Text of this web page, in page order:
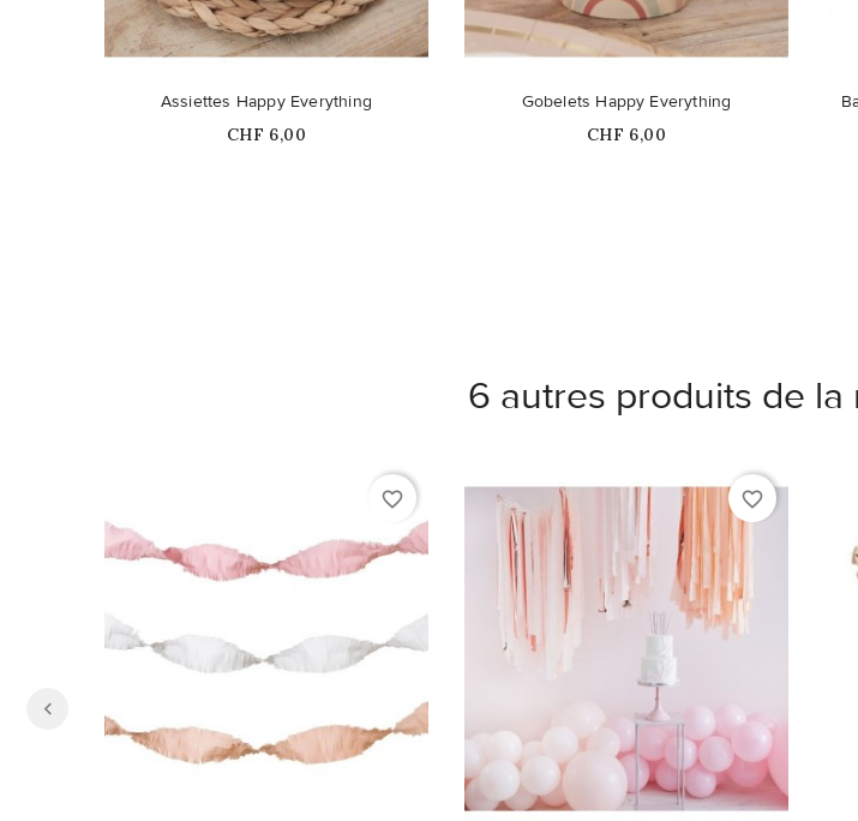
Ce produit n'est plus disponible en
stock
Assiettes Happy Everything
Prix
CHF 6,00
Ce produit n'est plus disponible en
stock
Gobelets Happy Everything
Prix
CHF 6,00
6 autres produits de la
favorite_border favorite_border